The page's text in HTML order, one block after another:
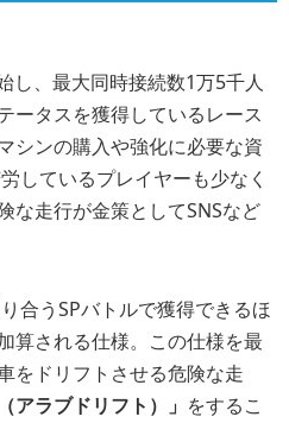
し、最大同時接続数1万5千人
ータスを獲得しているレース
シンの購入や強化に必要な資
しているプレイヤーも少なく
な走行が金策としてSNSなど
合うSPバトルで獲得できるほ
算される仕様。この仕様を最
をドリフトさせる危険な走
アラブドリフト）」 をするこ